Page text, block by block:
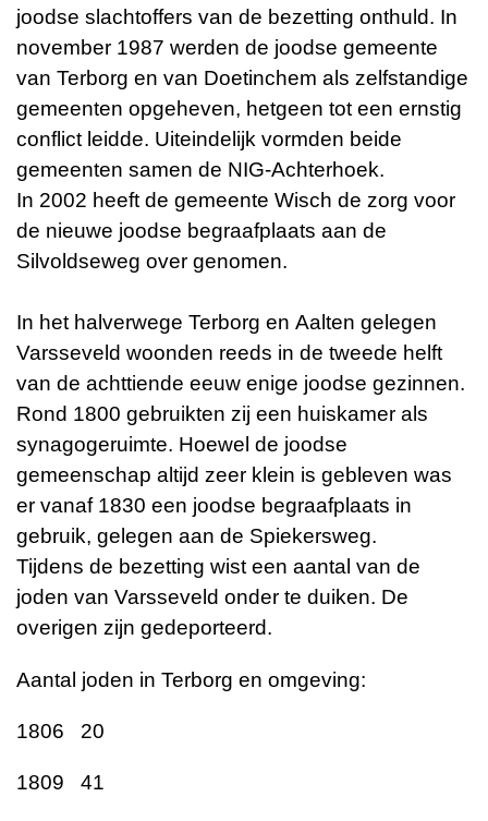
joodse slachtoffers van de bezetting onthuld. In
november 1987 werden de joodse gemeente
van Terborg en van Doetinchem als zelfstandige
gemeenten opgeheven, hetgeen tot een ernstig
conflict leidde. Uiteindelijk vormden beide
gemeenten samen de NIG-Achterhoek.
In 2002 heeft de gemeente Wisch de zorg voor
de nieuwe joodse begraafplaats aan de
Silvoldseweg over genomen.
In het halverwege Terborg en Aalten gelegen
Varsseveld woonden reeds in de tweede helft
van de achttiende eeuw enige joodse gezinnen.
Rond 1800 gebruikten zij een huiskamer als
synagogeruimte. Hoewel de joodse
gemeenschap altijd zeer klein is gebleven was
er vanaf 1830 een joodse begraafplaats in
gebruik, gelegen aan de Spiekersweg.
Tijdens de bezetting wist een aantal van de
joden van Varsseveld onder te duiken. De
overigen zijn gedeporteerd.
Aantal joden in Terborg en omgeving:
1806 20
1809 41